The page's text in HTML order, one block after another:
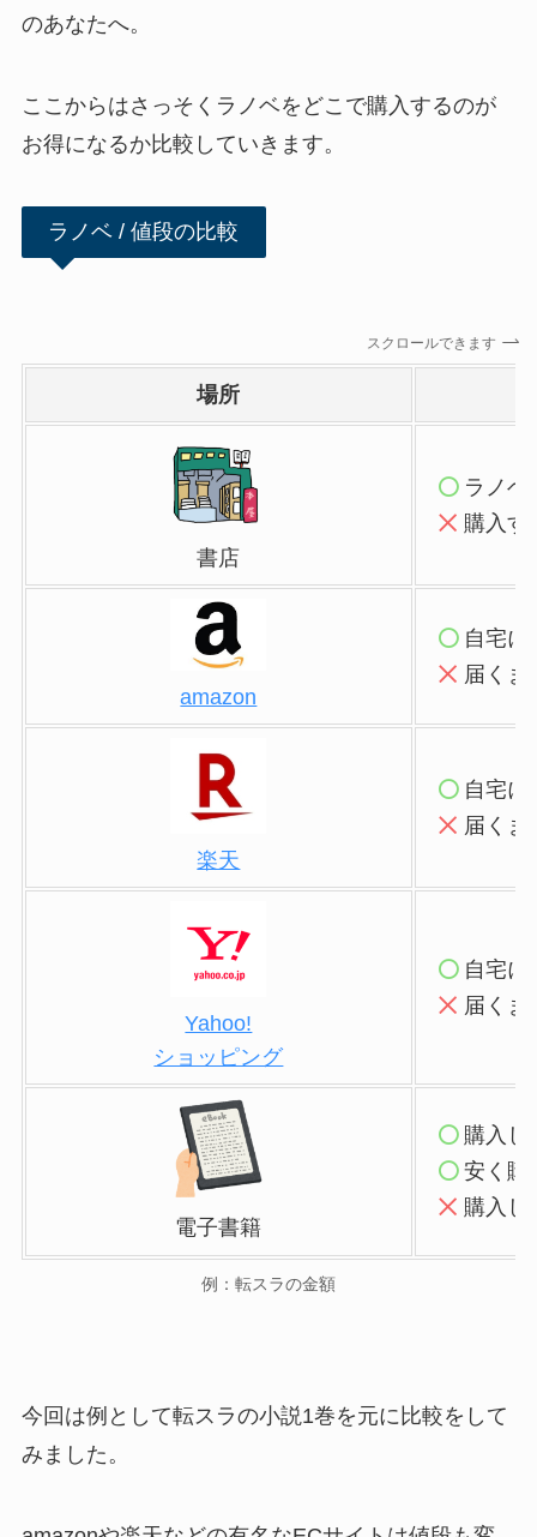
のあなたへ。
ここからはさっそくラノベをどこで購入するのが
お得になるか比較していきます。
ラノベ / 値段の比較
スクロールできます
場所
書店
ラノベ
購入す
amazon
自宅に
届くま
楽天
自宅に
届くま
Yahoo!
ショッピング
自宅に
届くま
電子書籍
購入し
安く購
購入し
例：転スラの金額
今回は例として転スラの小説1巻を元に比較をして
みました。